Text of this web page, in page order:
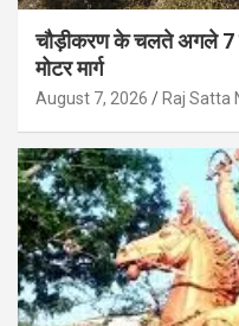
चौड़ीकरण के चलते अगले 7
मोटर मार्ग
August 7, 2026 Raj Satta